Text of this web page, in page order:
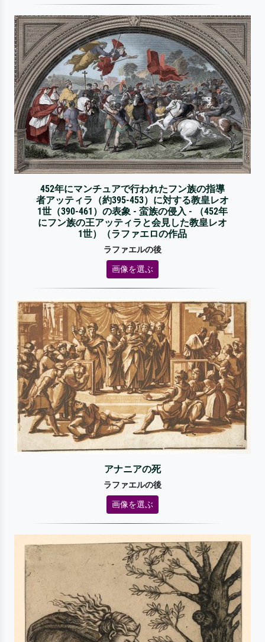
452年にマンチュアで行われたフン族の指導
者アッティラ（約395-453）に対する教皇レオ
1世（390-461）の表象 - 蛮族の侵入 - （452年
にフン族の王アッティラと会見した教皇レオ
1世）（ラファエロの作品
ラファエルの後
画像を選ぶ
アナニアの死
ラファエルの後
画像を選ぶ